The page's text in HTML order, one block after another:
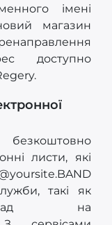
імені
магазин
доступно
листи, які
такі як
на